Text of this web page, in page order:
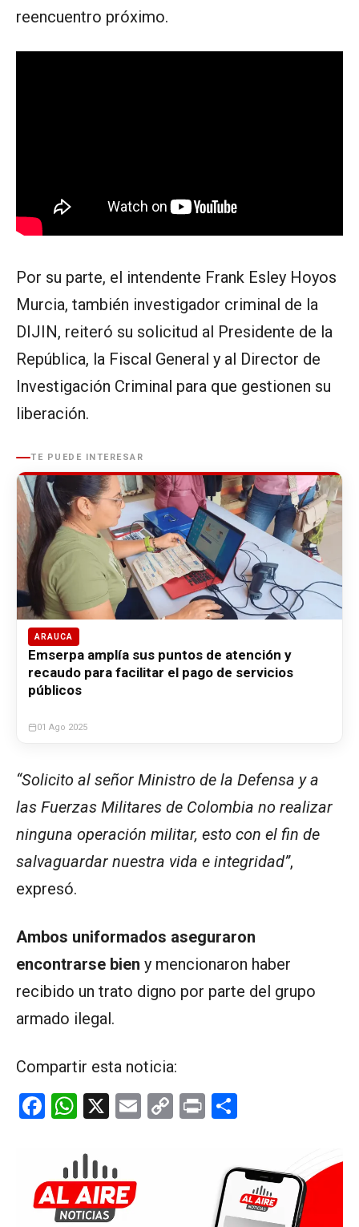
reencuentro próximo.
Por su parte, el intendente Frank Esley Hoyos
Murcia, también investigador criminal de la
DIJIN, reiteró su solicitud al Presidente de la
República, la Fiscal General y al Director de
Investigación Criminal para que gestionen su
liberación.
TE PUEDE INTERESAR
ARAUCA
Emserpa amplía sus puntos de atención y
recaudo para facilitar el pago de servicios
públicos
01 Ago 2025
“Solicito al señor Ministro de la Defensa y a
las Fuerzas Militares de Colombia no realizar
ninguna operación militar, esto con el fin de
salvaguardar nuestra vida e integridad”,
expresó.
Ambos uniformados aseguraron
encontrarse bien y mencionaron haber
recibido un trato digno por parte del grupo
armado ilegal.
Compartir esta noticia:
F
b
o
W
at
s
A
X
E
C
Pr
p
ar